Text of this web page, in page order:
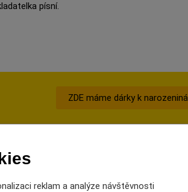
písní.
ZDE máme dárky k
reklam a analýze návštěvnosti